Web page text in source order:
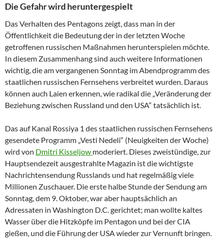
Die Gefahr wird heruntergespielt
Das Verhalten des Pentagons zeigt, dass man in der
Öffentlichkeit die Bedeutung der in der letzten Woche
getroffenen russischen Maßnahmen herunterspielen möchte.
In diesem Zusammenhang sind auch weitere Informationen
wichtig, die am vergangenen Sonntag im Abendprogramm des
staatlichen russischen Fernsehens verbreitet wurden. Daraus
können auch Laien erkennen, wie radikal die „Veränderung der
Beziehung zwischen Russland und den USA“ tatsächlich ist.
Das auf Kanal Rossiya 1 des staatlichen russischen Fernsehens
gesendete Programm „Vesti Nedeli“ (Neuigkeiten der Woche)
wird von Dmitri Kisseljow moderiert. Dieses zweistündige, zur
Hauptsendezeit ausgestrahlte Magazin ist die wichtigste
Nachrichtensendung Russlands und hat regelmäßig viele
Millionen Zuschauer. Die erste halbe Stunde der Sendung am
Sonntag, dem 9. Oktober, war aber hauptsächlich an
Adressaten in Washington D.C. gerichtet; man wollte kaltes
Wasser über die Hitzköpfe im Pentagon und bei der CIA
gießen, und die Führung der USA wieder zur Vernunft bringen.